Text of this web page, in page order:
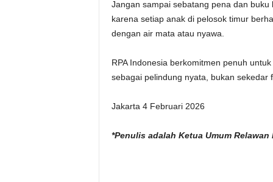
Jangan sampai sebatang pena dan
karena setiap anak di pelosok timur
dengan air mata atau nyawa.
RPA Indonesia berkomitmen penuh
sebagai pelindung nyata, bukan
Jakarta 4 Februari 2026
*Penulis adalah Ketua Umum